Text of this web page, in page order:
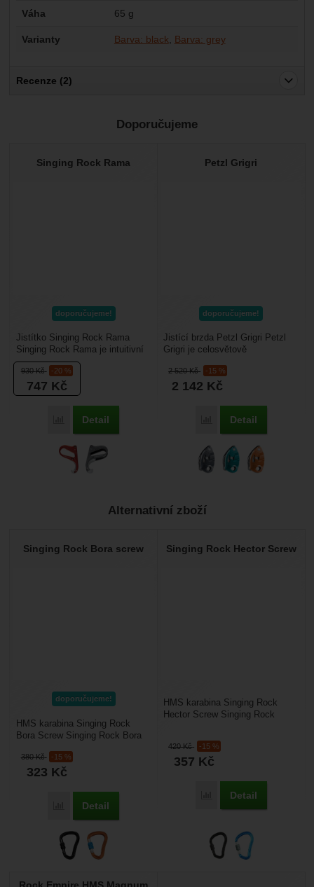
Váha 65 g
Varianty Barva: black Barva: grey
Recenze (2)
Ověřený zákazník 8. 7. 2025 07:57
Doporučujeme
Singing Rock Rama
doporučujeme!
930Kč -20 %
747 Kč
Porovnat
Detail
Jistítko Singing Rock Rama
Singing Rock Rama je intuitivní
jistící prostředek se zvýšeným
brzdným účinkem...
Petzl Grigri
doporučujeme!
2 520Kč -15 %
2 142 Kč
Porovnat
Detail
Jistící brzda Petzl Grigri Petzl
Grigri je celosvětově
asistovanou blokací,...
Alternativní zboží
Singing Rock Bora screw
doporučujeme!
380Kč -15 %
323 Kč
Porovnat
Detail
HMS karabina Singing Rock
Bora Screw Singing Rock Bora
hruškovitého tvaru se...
Singing Rock Hector Screw
420Kč -15 %
357 Kč
Porovnat
Detail
HMS karabina Singing Rock
Hector Screw Singing Rock
hruškovitého tvaru...